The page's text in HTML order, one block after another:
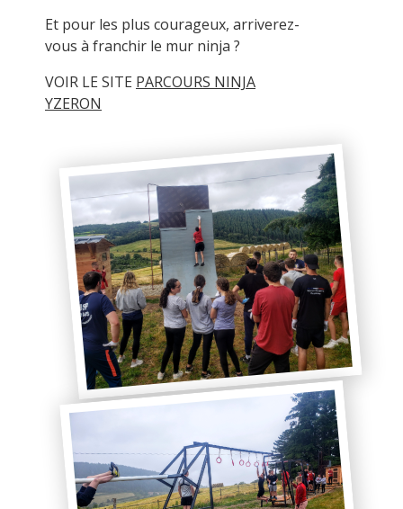
Et pour les plus courageux, arriverez-
vous à franchir le mur ninja ?
VOIR LE SITE PARCOURS NINJA
YZERON